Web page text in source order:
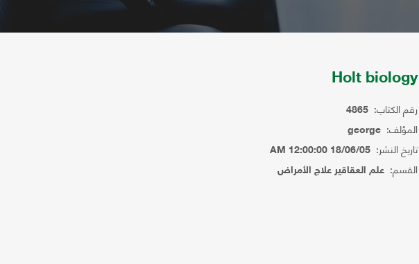
Holt biology
رقم الكتاب: 4865
المؤلف: george
تاريخ النشر: 18/06/05 12:00:00 AM
القسم: علم العقاقير علاج الأمراض